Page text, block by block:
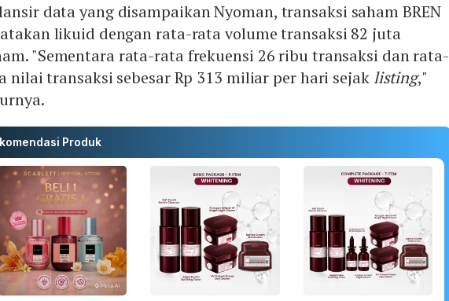
data yang disampaikan Nyoman, transaksi saham BREN
likuid dengan rata-rata volume transaksi 82 juta
"Sementara rata-rata frekuensi 26 ribu transaksi dan rata-
nilai transaksi sebesar Rp 313 miliar per hari sejak listing,"
Produk